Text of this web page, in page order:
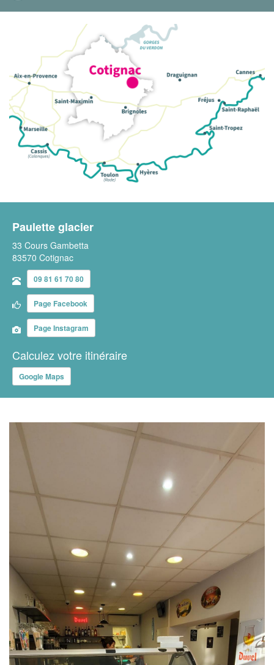
Paulette glacier
33 Cours Gambetta
83570 Cotignac
09 81 61 70 80
Page Facebook
Page Instagram
Calculez votre itinéraire
Google Maps